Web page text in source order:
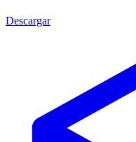
Descargar